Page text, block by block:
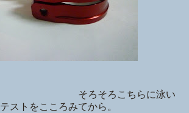
こちらに泳い
ストをこころみてから。